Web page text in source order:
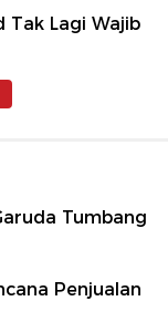
Tak Lagi Wajib
Tumbang
Penjualan